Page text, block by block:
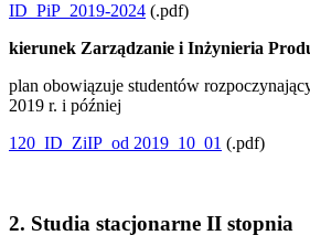
ID_PiP_2019-2024 (.pdf)
kierunek Zarządzanie i Inżynieria
plan obowiązuje studentów
2019 r. i później
120_ID_ZiIP_od 2019_10_01 (.pdf)
2. Studia stacjonarne II stopnia